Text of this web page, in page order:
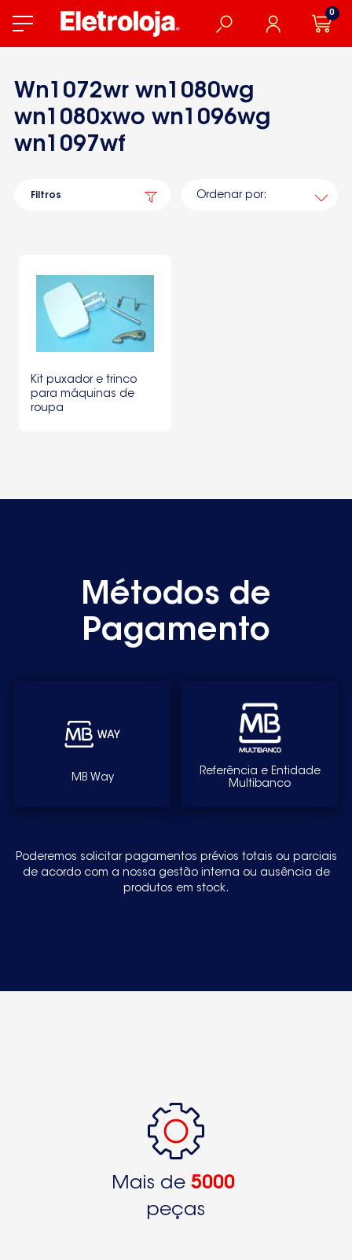
0
Wn1072wr wn1080wg
wn1080xwo wn1096wg
wn1097wf
Filtros Ordenar por:
Kit puxador e trinco
para máquinas de
roupa
Métodos de
Pagamento
MB Way
Referência e Entidade
Multibanco
Poderemos solicitar pagamentos prévios totais ou parciais
de acordo com a nossa gestão interna ou ausência de
produtos em stock.
Mais de 5000
peças